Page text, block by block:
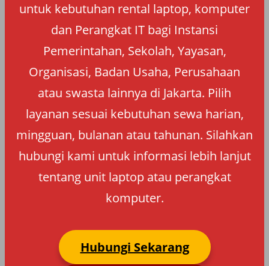
untuk kebutuhan rental laptop, komputer
dan Perangkat IT bagi Instansi
Pemerintahan, Sekolah, Yayasan,
Organisasi, Badan Usaha, Perusahaan
atau swasta lainnya di Jakarta. Pilih
layanan sesuai kebutuhan sewa harian,
mingguan, bulanan atau tahunan. Silahkan
hubungi kami untuk informasi lebih lanjut
tentang unit laptop atau perangkat
komputer.
Hubungi Sekarang